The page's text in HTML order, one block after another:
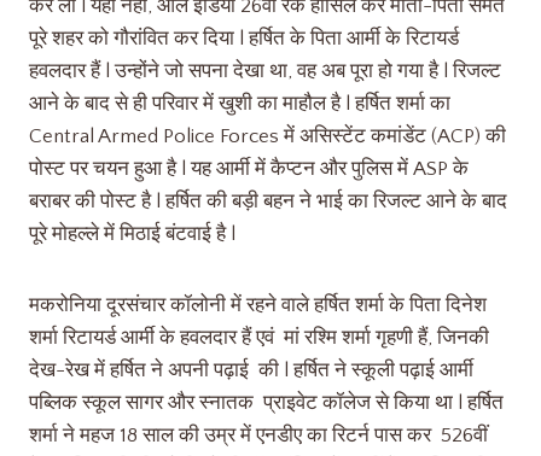
कर ली l यही नहीं, ऑल इंडिया 26वीं रैंक हासिल कर माता-पिता समेत
पूरे शहर को गौरांवित कर दिया l हर्षित के पिता आर्मी के रिटायर्ड
हवलदार हैं l उन्होंने जो सपना देखा था, वह अब पूरा हो गया है l रिजल्ट
आने के बाद से ही परिवार में खुशी का माहौल है l हर्षित शर्मा का
Central Armed Police Forces में असिस्टेंट कमांडेंट (ACP) की
पोस्ट पर चयन हुआ है l यह आर्मी में कैप्टन और पुलिस में ASP के
बराबर की पोस्ट है l हर्षित की बड़ी बहन ने भाई का रिजल्ट आने के बाद
पूरे मोहल्ले में मिठाई बंटवाई है l
मकरोनिया दूरसंचार कॉलोनी में रहने वाले हर्षित शर्मा के पिता दिनेश
शर्मा रिटायर्ड आर्मी के हवलदार हैं एवं मां रश्मि शर्मा गृहणी हैं, जिनकी
देख-रेख में हर्षित ने अपनी पढ़ाई की l हर्षित ने स्कूली पढ़ाई आर्मी
पब्लिक स्कूल सागर और स्नातक प्राइवेट कॉलेज से किया था l हर्षित
शर्मा ने महज 18 साल की उम्र में एनडीए का रिटर्न पास कर 526वीं